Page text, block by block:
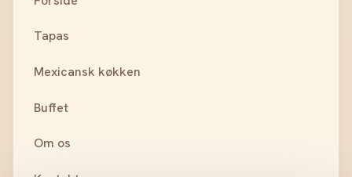
Tapas
Mexicansk køkken
Buffet
Om os